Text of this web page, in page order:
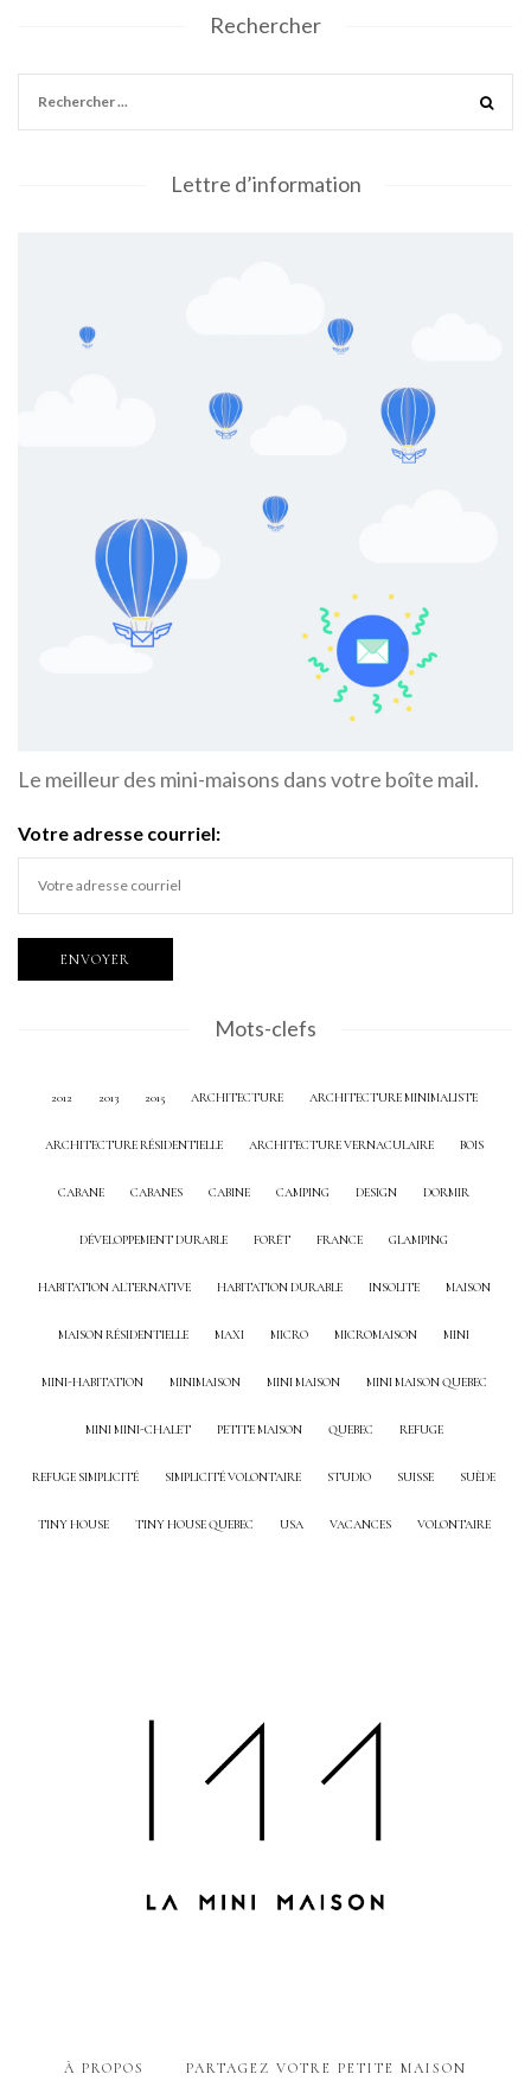
Rechercher
Lettre d’information
Le meilleur des mini-maisons dans votre boîte mail.
Votre adresse courriel:
Mots-clefs
2012 2013 2015 ARCHITECTURE ARCHITECTURE MINIMALISTE
ARCHITECTURE RÉSIDENTIELLE ARCHITECTURE VERNACULAIRE BOIS
CABANE CABANES CABINE CAMPING DESIGN DORMIR
DÉVELOPPEMENT DURABLE FORÊT FRANCE GLAMPING
HABITATION ALTERNATIVE HABITATION DURABLE INSOLITE MAISON
MAISON RÉSIDENTIELLE MAXI MICRO MICROMAISON MINI
MINI-HABITATION MINIMAISON MINI MAISON MINI MAISON QUEBEC
MINI MINI-CHALET PETITE MAISON QUEBEC REFUGE
REFUGE SIMPLICITÉ SIMPLICITÉ VOLONTAIRE STUDIO SUISSE SUÈDE
TINY HOUSE TINY HOUSE QUEBEC USA VACANCES VOLONTAIRE
À PROPOS PARTAGEZ VOTRE PETITE MAISON